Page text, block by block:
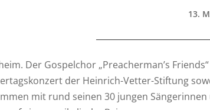
13.
Der Gospelchor „Preacherman’s
der Heinrich-Vetter-Stiftung
mit rund seinen 30 jungen